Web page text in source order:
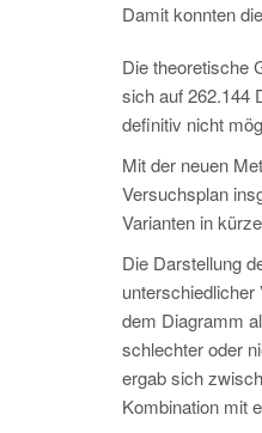
Damit konnten
Die theoretische
sich auf 262.144
definitiv nicht
Mit der neuen
Versuchsplan
Varianten in
Die Darstellung
dem Diagramm
schlechter oder
ergab sich
Kombination mit